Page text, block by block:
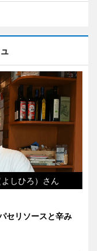
しひろ）さん
セリソースと辛み